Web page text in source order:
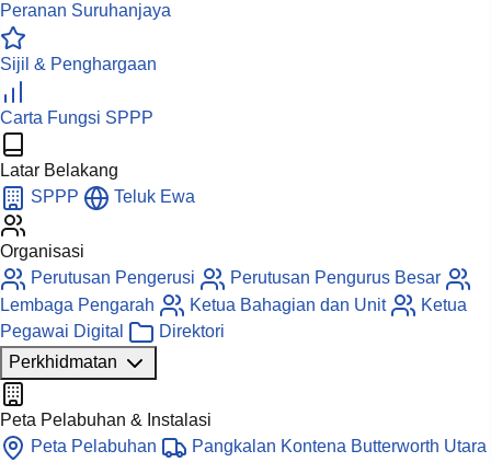
Peranan Suruhanjaya
Sijil & Penghargaan
Carta Fungsi SPPP
Latar Belakang
SPPP
Teluk Ewa
Organisasi
Perutusan Pengerusi
Perutusan Pengurus Besar
Lembaga Pengarah
Ketua Bahagian dan Unit
Ketua
Pegawai Digital
Direktori
Perkhidmatan
Peta Pelabuhan & Instalasi
Peta Pelabuhan
Pangkalan Kontena Butterworth Utara